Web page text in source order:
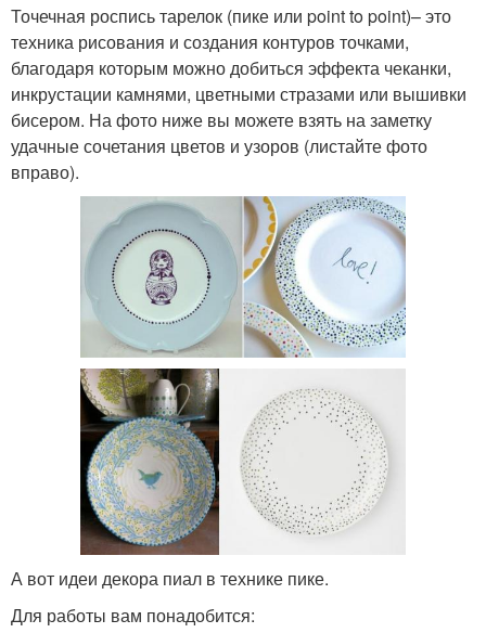
Точечная роспись тарелок (пике или point to point)– это
техника рисования и создания контуров точками,
благодаря которым можно добиться эффекта чеканки,
инкрустации камнями, цветными стразами или вышивки
бисером. На фото ниже вы можете взять на заметку
удачные сочетания цветов и узоров (листайте фото
вправо).
А вот идеи декора пиал в технике пике.
Для работы вам понадобится: